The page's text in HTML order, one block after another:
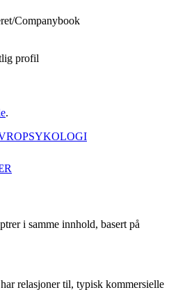
Companybook
profil
.
i samme innhold, basert på
relasjoner til, typisk kommersielle